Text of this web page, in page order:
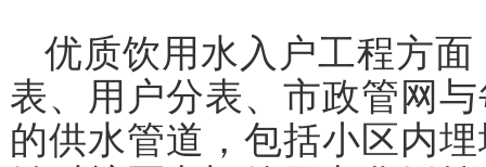
优质饮用水入户工程方
表、用户分表、市政管网
的供水管道，包括小区内